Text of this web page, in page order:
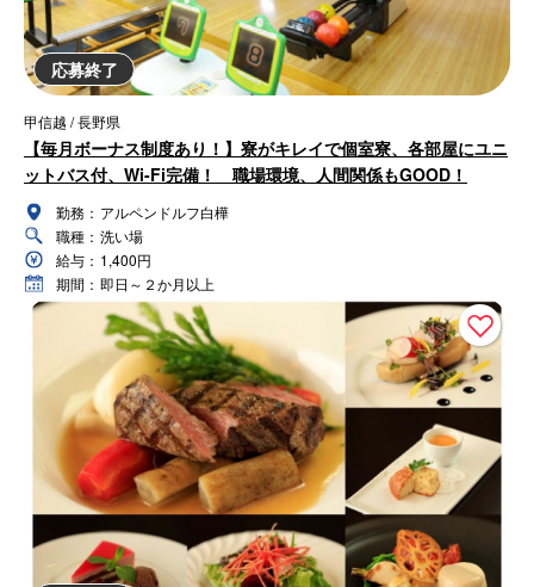
応募終了
甲信越 / 長野県
【毎月ボーナス制度あり！】寮がキレイで個室寮、各部屋にユニ
ットバス付、Wi-Fi完備！ 職場環境、人間関係もGOOD！
勤務： アルペンドルフ白樺
職種： 洗い場
給与： 1,400円
期間： 即日～２か月以上